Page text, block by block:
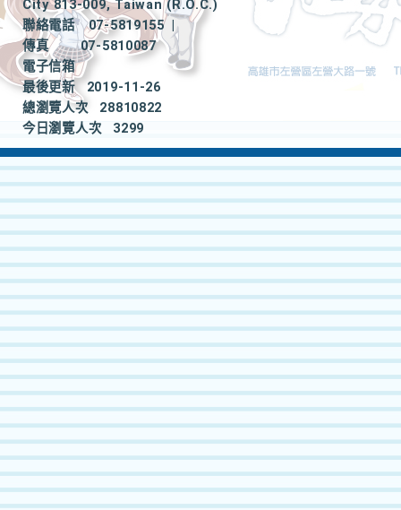
City 813-009, Taiwan (R.O.C.)
聯絡電話
07-5819155
|
傳真
07-5810087
電子信箱
最後更新
2019-11-26
總瀏覽人次
28810822
今日瀏覽人次
3299